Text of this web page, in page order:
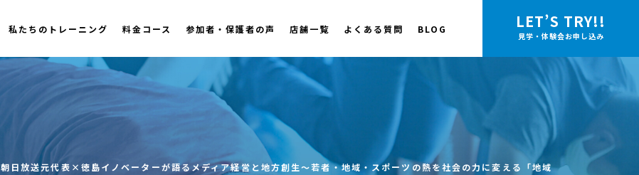
私たちのトレーニング 料金コース 参加者・保護者の声 店舗一覧 よくある質問 BLOG LET’S TRY!!
見学・体験会お申し込み
朝日放送元代表×徳島イノベーターが語るメディア経営と地方創生～若者・地域・スポーツの熱を社会の力に変える「地域